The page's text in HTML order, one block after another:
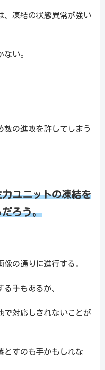
、凍結の状態異常が強い
い。
敵の進攻を許してしまう
ユニットの凍結を
だろう。
の通りに進行する。
手もあるが、
で対応しきれないことが
とすのも手かもしれな